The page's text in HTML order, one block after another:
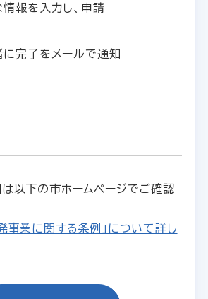
報を入力し、申請
に完了をメールで通知
以下の市ホームページでご確認
事業に関する条例」について詳し